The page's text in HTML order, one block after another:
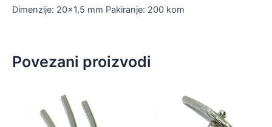
Dimenzije: 20×1,5 mm Pakiranje: 200 kom
Povezani proizvodi